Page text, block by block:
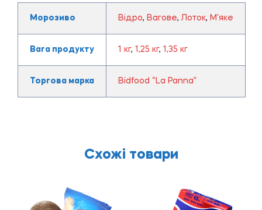
Морозиво Відро, Вагове,Лоток, М'яке
Вага продукту 1 кг, 1,25 кг, 1,35 кг
Торгова марка Bidfood “La Panna”
Схожі товари